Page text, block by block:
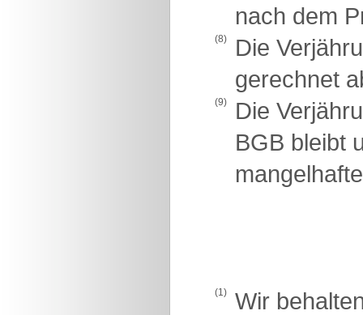
nach dem
(8)
Die
gerechnet
(9)
Die
BGB bleibt
(1)
Wir